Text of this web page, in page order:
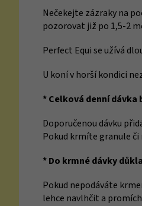
Nečekejte zázraky na
pozorovat již po 1,5-2
Perfect Equi se užívá
U koní v horší kondici
* Celková denní
Doporučenou dávku
Pokud krmíte granule
* Do krmné dávky
Pokud nepodáváte
lehce navlhčit a